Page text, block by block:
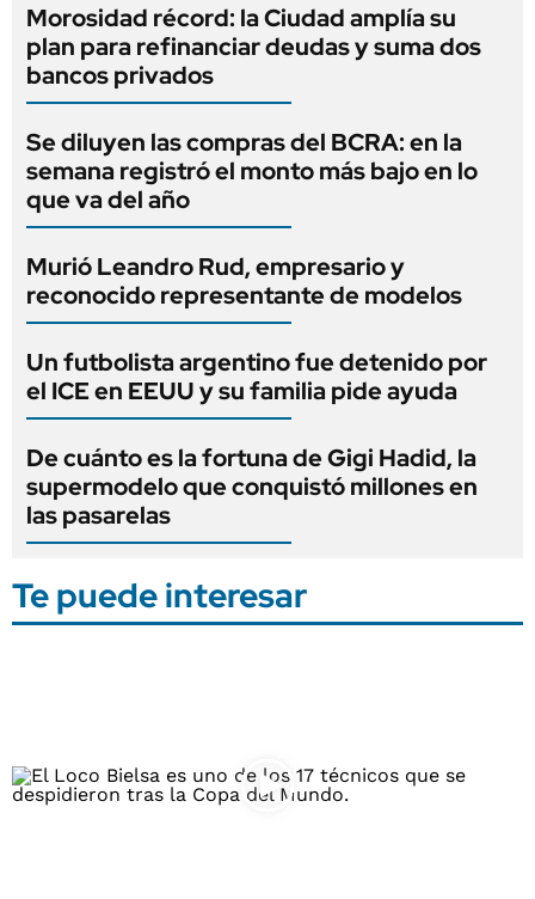
Morosidad récord: la Ciudad amplía su
plan para refinanciar deudas y suma dos
bancos privados
Se diluyen las compras del BCRA: en la
semana registró el monto más bajo en lo
que va del año
Murió Leandro Rud, empresario y
reconocido representante de modelos
Un futbolista argentino fue detenido por
el ICE en EEUU y su familia pide ayuda
De cuánto es la fortuna de Gigi Hadid, la
supermodelo que conquistó millones en
las pasarelas
Te puede interesar